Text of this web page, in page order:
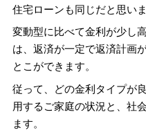
住宅ローンも同じだと思いま
変動型に比べて金利が少し
は、返済が一定で返済計画
とこができます。
従って、どの金利タイプが
用するご家庭の状況と、社
ます。